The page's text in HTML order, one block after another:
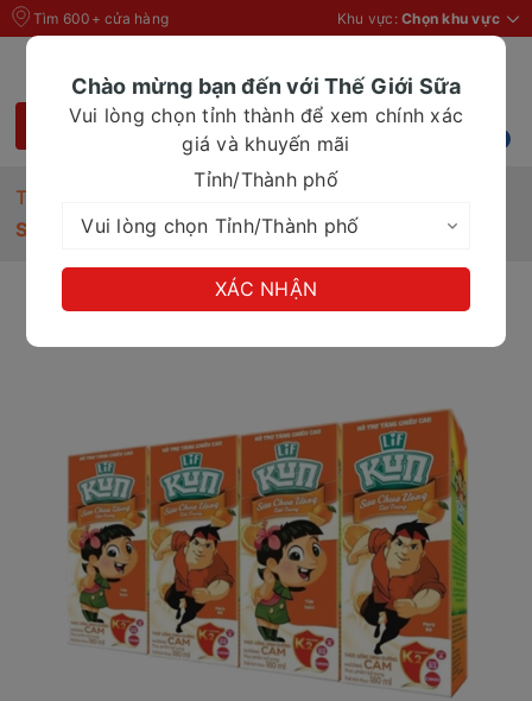
Tìm 600+ cửa hàng Khu vực: Chọn khu vực
Trang chủ
Sữa chua uống tiệt trùng Lif Kun hương Cam 180ml
Chào mừng bạn đến với Thế Giới Sữa
Vui lòng chọn tỉnh thành để xem chính xác
giá và khuyến mãi
Tỉnh/Thành phố
XÁC NHẬN